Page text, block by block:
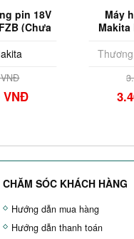
pin 18V
(Chưa
VNĐ
Máy
Makita
CHĂM SÓC KHÁCH HÀNG
Hướng dẫn mua hàng
Hướng dẫn thanh toán